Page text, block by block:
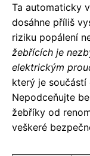
Ta automaticky
dosáhne příliš
riziku popálení
žebřících je
elektrickým
který je součástí
Nepodceňujte
žebříky od
veškeré